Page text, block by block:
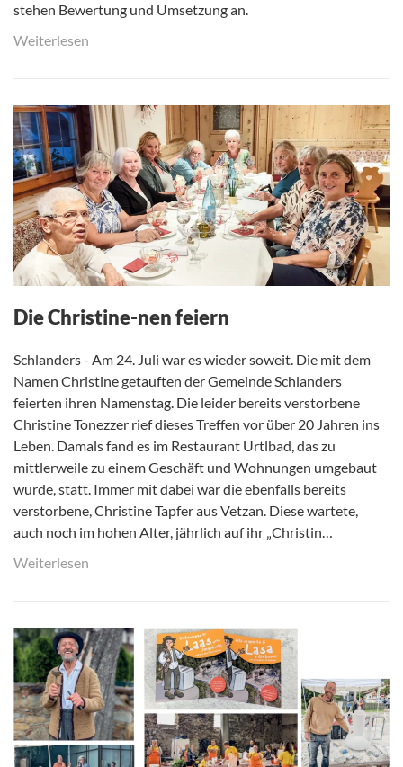
stehen Bewertung und Umsetzung an.
Weiterlesen
Die Christine-nen feiern
Schlanders - Am 24. Juli war es wieder soweit. Die mit dem
Namen Christine getauften der Gemeinde Schlanders
feierten ihren Namenstag. Die leider bereits verstorbene
Christine Tonezzer rief dieses Treffen vor über 20 Jahren ins
Leben. Damals fand es im Restaurant Urtlbad, das zu
mittlerweile zu einem Geschäft und Wohnungen umgebaut
wurde, statt. Immer mit dabei war die ebenfalls bereits
verstorbene, Christine Tapfer aus Vetzan. Diese wartete,
auch noch im hohen Alter, jährlich auf ihr „Christin…
Weiterlesen